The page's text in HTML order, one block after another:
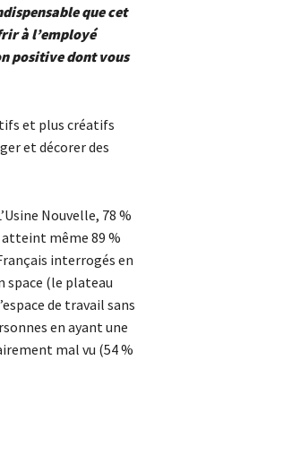
que cet
à l’employé
positive dont vous
et plus créatifs
et décorer des
Nouvelle, 78 %
même 89 %
interrogés en
space (le plateau
de travail sans
en ayant une
mal vu (54 %